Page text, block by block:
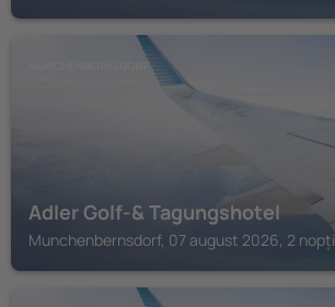
MUNCHENBERNSDORF
Adler Golf-& Tagungshotel
Munchenbernsdorf, 07 august 2026, 2 nopți